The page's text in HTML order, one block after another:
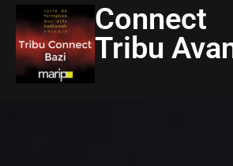
Connect
Tribu